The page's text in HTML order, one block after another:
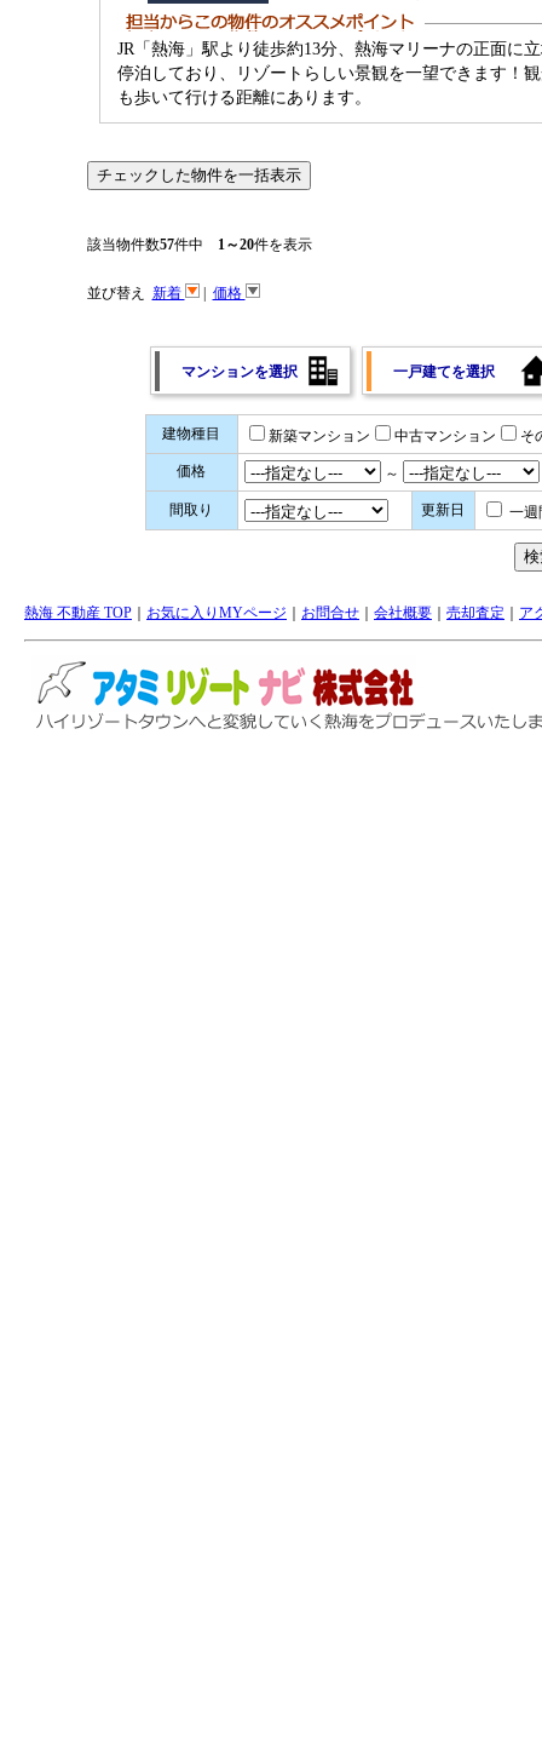
JR「熱海」駅より徒歩約13分、熱海マリーナの正面に
停泊しており、リゾートらしい景観を一望できます！
も歩いて行ける距離にあります。
該当物件数57件中 1～20件を表示
並び替え 新着 価格
マンションを選択 一戸建てを選択
建物種目 新築マンション 中古マンション そ
価格 ～
間取り 更新日 一週
熱海 不動産 TOP お気に入りMYページ お問合せ 会社概要 売却査定 ア